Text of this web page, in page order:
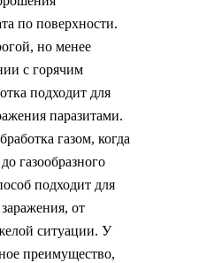
по поверхности.
но менее
с горячим
подходит для
паразитами.
газом, когда
газообразного
подходит для
от
ситуации. У
преимущество,